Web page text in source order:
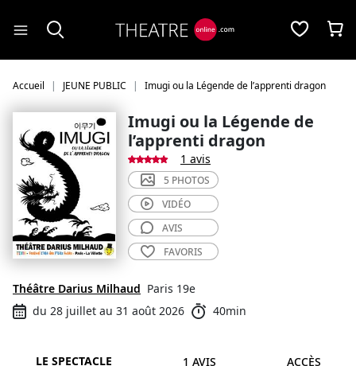
Accueil JEUNE PUBLIC Imugi ou la Légende de l’apprenti dragon
Imugi ou la Légende de
l’apprenti dragon
1 avis
Théâtre Darius Milhaud Paris 19e
du 28 juillet au 31 août 2026
40min
5 PHOTOS
VIDÉO
AVIS
FAVORIS
LE SPECTACLE 1 AVIS ACCÈS